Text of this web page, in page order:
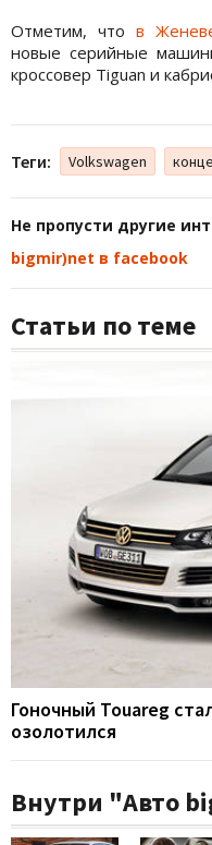
Отметим, что в
новые серийные
кроссовер Tiguan и
Теги: Volkswagen
Не пропусти другие
bigmir)net в facebook
Статьи по теме
Гоночный Touareg
озолотился
Внутри "Авто